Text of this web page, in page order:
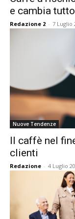
e cambia tutto
Redazione 2 - 7 Luglio
Nuove Tendenze
Il caffè nel
clienti
Redazione - 4 Luglio